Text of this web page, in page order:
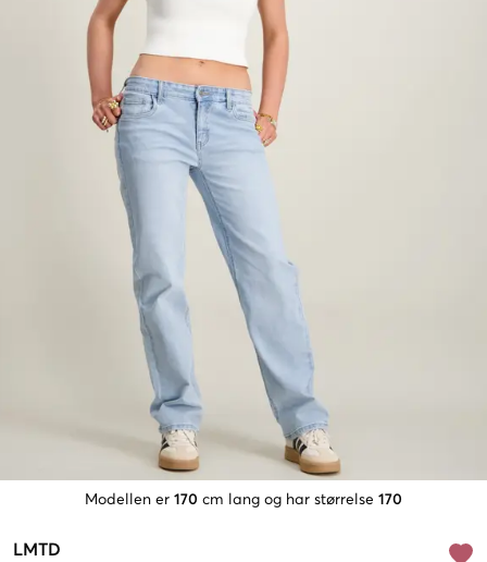
Modellen er 170 cm lang og har størrelse 170
LMTD